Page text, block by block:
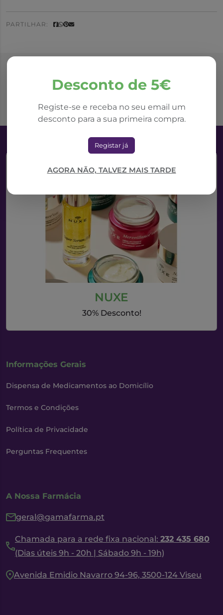
PARTILHAR:
Desconto de 5€
Registe-se e receba no seu email um
desconto para a sua primeira compra.
Registar já
AGORA NÃO, TALVEZ MAIS TARDE
NUXE
30% Desconto!
Informações Gerais
Dispensa de Medicamentos ao Domicílio
Termos e Condições
Política de Privacidade
Perguntas Frequentes
A Nossa Farmácia
geral@gamafarma.pt
Chamada para a rede fixa nacional: 232 435 680
(Dias úteis 9h - 20h | Sábado 9h - 19h)
Avenida Emidio Navarro 94-96, 3500-124 Viseu